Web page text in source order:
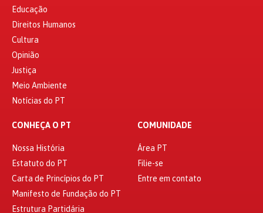
Educação
Direitos Humanos
Cultura
Opinião
Justiça
Meio Ambiente
Notícias do PT
CONHEÇA O PT
Nossa História
Estatuto do PT
Carta de Princípios do PT
Manifesto de Fundação do PT
Estrutura Partidária
COMUNIDADE
Área PT
Filie-se
Entre em contato